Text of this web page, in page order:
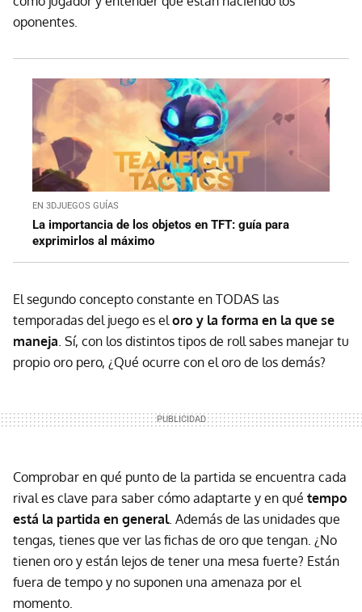
oponentes.
EN 3DJUEGOS GUÍAS
La importancia de los objetos en TFT: guía para
exprimirlos al máximo
El segundo concepto constante en TODAS las
temporadas del juego es el oro y la forma en la que se
maneja . Sí, con los distintos tipos de roll sabes manejar tu
propio oro pero, ¿Qué ocurre con el oro de los demás?
Comprobar en qué punto de la partida se encuentra cada
rival es clave para saber cómo adaptarte y en qué tempo
está la partida en general. Además de las unidades que
tengas, tienes que ver las fichas de oro que tengan. ¿No
tienen oro y están lejos de tener una mesa fuerte? Están
fuera de tempo y no suponen una amenaza por el
momento.